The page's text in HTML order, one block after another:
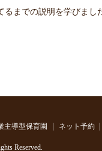
るまでの説明を学びまし
主導型保育園 ネット予約
Reserved.